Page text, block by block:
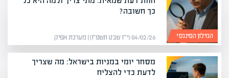
המילון הפיננסי
כך חשובה?
04/02/26 (י״ז שבט תשפ״ו) | מערכת אפיק
מסחר יומי במניות בישראל: מה שצריך
לדעת כדי להצליח